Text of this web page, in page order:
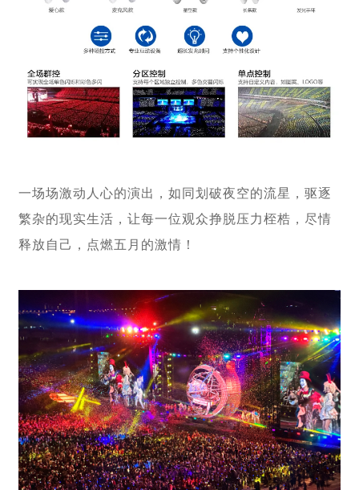
一场场激动人心的演出，如同划破夜空的流星，驱逐
繁杂的现实生活，让每一位观众挣脱压力桎梏，尽情
释放自己，点燃五月的激情！